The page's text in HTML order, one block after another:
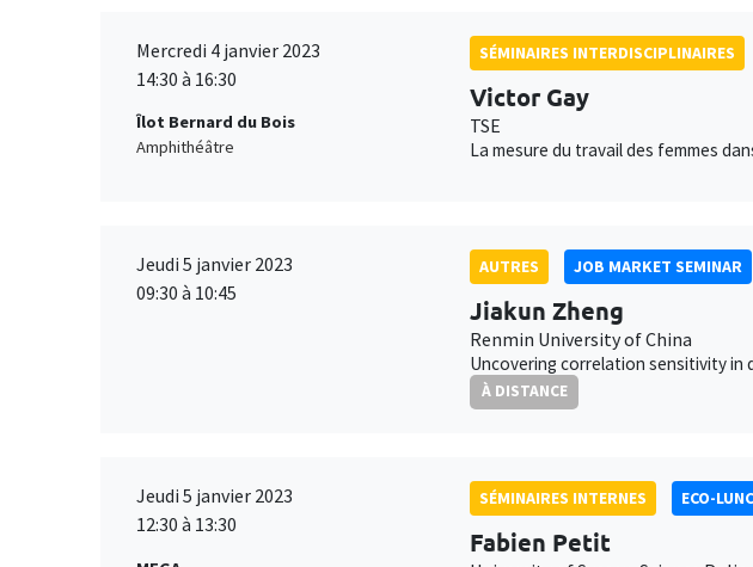
Mercredi 4 janvier 2023
14:30 à 16:30
Îlot Bernard du Bois
Amphithéâtre
SÉMINAIRES INTERDISCIPLINAIRES
Victor Gay
TSE
La mesure du travail des femmes
Jeudi 5 janvier 2023
09:30 à 10:45
AUTRES JOB MARKET SEMINAR
Jiakun Zheng
Renmin University of China
Uncovering correlation sensitivity in
À DISTANCE
Jeudi 5 janvier 2023
12:30 à 13:30
SÉMINAIRES INTERNES ECO-
Fabien Petit